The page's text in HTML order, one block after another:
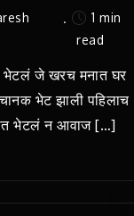
1 min
read
भेटलं जे खरच मनात घर
भेट झाली पहिलाच
भेटलं न आवाज […]